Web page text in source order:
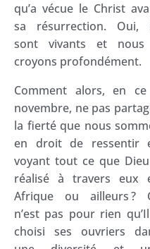
qu’a vécue le Christ
sa résurrection. Oui,
sont vivants et
croyons profondément.
Comment alors, en
novembre, ne pas
la fierté que nous
en droit de ressentir
voyant tout ce que
réalisé à travers eux
Afrique ou ailleurs ?
n’est pas pour rien
choisi ses ouvriers